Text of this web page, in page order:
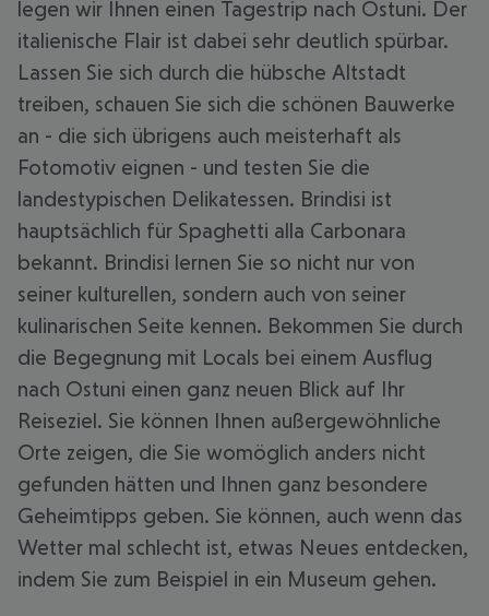
legen wir Ihnen einen Tagestrip nach Ostuni. Der
italienische Flair ist dabei sehr deutlich spürbar.
Lassen Sie sich durch die hübsche Altstadt
treiben, schauen Sie sich die schönen Bauwerke
an - die sich übrigens auch meisterhaft als
Fotomotiv eignen - und testen Sie die
landestypischen Delikatessen. Brindisi ist
hauptsächlich für Spaghetti alla Carbonara
bekannt. Brindisi lernen Sie so nicht nur von
seiner kulturellen, sondern auch von seiner
kulinarischen Seite kennen. Bekommen Sie durch
die Begegnung mit Locals bei einem Ausflug
nach Ostuni einen ganz neuen Blick auf Ihr
Reiseziel. Sie können Ihnen außergewöhnliche
Orte zeigen, die Sie womöglich anders nicht
gefunden hätten und Ihnen ganz besondere
Geheimtipps geben. Sie können, auch wenn das
Wetter mal schlecht ist, etwas Neues entdecken,
indem Sie zum Beispiel in ein Museum gehen.